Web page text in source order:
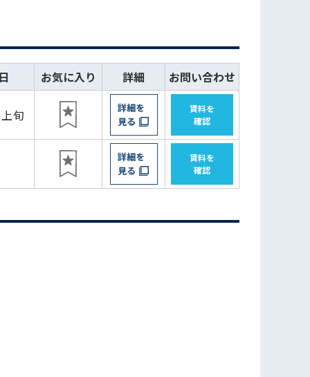
お気に入り 詳細 お問い合わせ
旬
詳細を
見る
賃料を
確認
詳細を
見る
賃料を
確認